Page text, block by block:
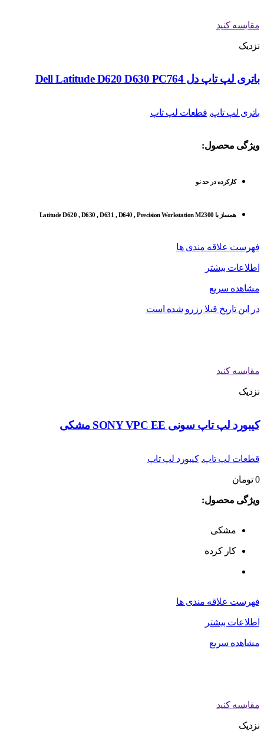
مقایسه کنید
نزدیک
باتری لپ تاپ دل Dell Latitude D620 D630 PC764
باتری لپ تاپ, قطعات لپ تاپ
ویژگی محصول:
کارکرده در حد نو
همساز با Latitude D620 , D630 , D631 , D640 , Precision Workstation M2300
فهرست علاقه مندی ها
اطلاعات بیشتر
مشاهده سریع
در این تاریخ قبلا رزرو شده است
مقایسه کنید
نزدیک
کیبورد لپ تاپ سونی SONY VPC EE مشکی
قطعات لپ تاپ,کیبورد لپ تاپ
0 تومان
ویژگی محصول:
مشکی
کار کرده
فهرست علاقه مندی ها
اطلاعات بیشتر
مشاهده سریع
مقایسه کنید
نزدیک